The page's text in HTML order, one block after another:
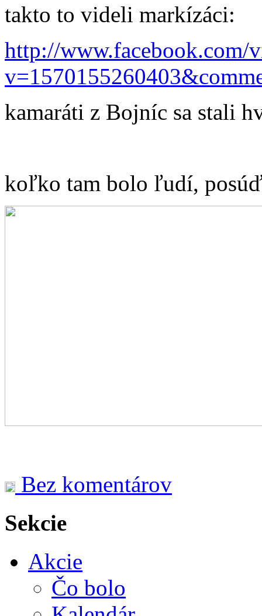
takto to videli markízáci:
http://www.facebook.com/
kamaráti z Bojníc sa stali
koľko tam bolo ľudí,
Bez komentárov
Sekcie
Akcie
Čo bolo